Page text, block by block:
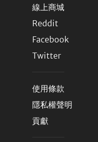
線上商城
Reddit
Facebook
Twitter
使用條款
隱私權聲明
貢獻